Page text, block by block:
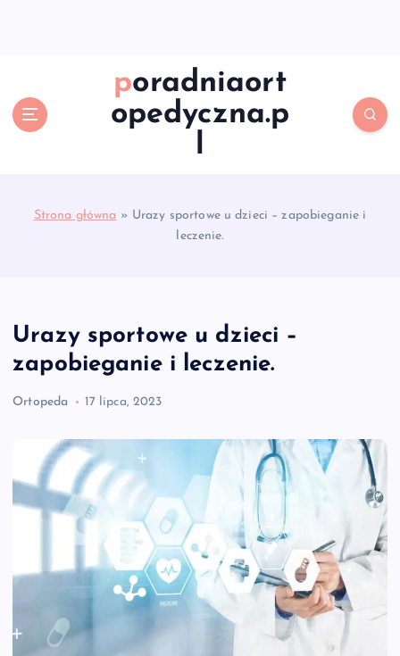
poradniaort
opedyczna.p
l
Strona główna » Urazy sportowe u dzieci – zapobieganie i
leczenie.
Urazy sportowe u dzieci –
zapobieganie i leczenie.
Ortopeda 17 lipca, 2023